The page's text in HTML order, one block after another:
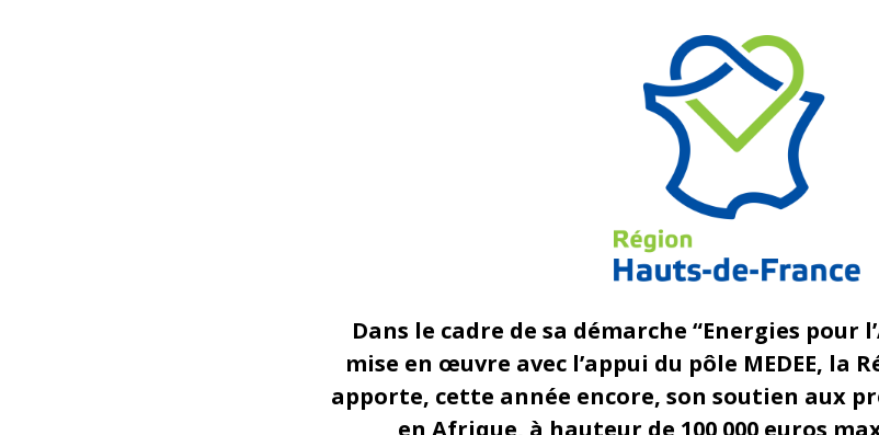
Dans le cadre de sa démarche “Energies pour
mise en œuvre avec l’appui du pôle MEDEE, la
apporte, cette année encore, son soutien aux
en Afrique, à hauteur de 100 000 euros